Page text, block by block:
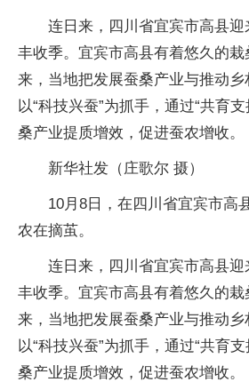
连日来，四川省宜宾市高县
丰收季。宜宾市高县有着悠久的
来，当地把发展蚕桑产业与推动乡
以“科技兴蚕”为抓手，通过“共育
桑产业提质增效，促进蚕农增收。
新华社发（庄歌尔 摄）
10月8日，在四川省宜宾市高
农在摘茧。
连日来，四川省宜宾市高县
丰收季。宜宾市高县有着悠久的
来，当地把发展蚕桑产业与推动乡
以“科技兴蚕”为抓手，通过“共育
桑产业提质增效，促进蚕农增收。